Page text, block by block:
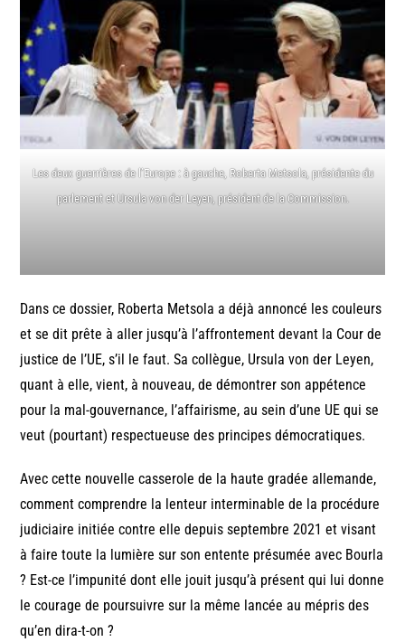
Les deux guerrières de l’Europe : à gauche, Roberta Metsola, présidente du
parlement et Ursula von der Leyen, président de la Commission.
Dans ce dossier, Roberta Metsola a déjà annoncé les couleurs
et se dit prête à aller jusqu’à l’affrontement devant la Cour de
justice de l’UE, s’il le faut. Sa collègue, Ursula von der Leyen,
quant à elle, vient, à nouveau, de démontrer son appétence
pour la mal-gouvernance, l’affairisme, au sein d’une UE qui se
veut (pourtant) respectueuse des principes démocratiques.
Avec cette nouvelle casserole de la haute gradée allemande,
comment comprendre la lenteur interminable de la procédure
judiciaire initiée contre elle depuis septembre 2021 et visant
à faire toute la lumière sur son entente présumée avec Bourla
? Est-ce l’impunité dont elle jouit jusqu’à présent qui lui donne
le courage de poursuivre sur la même lancée au mépris des
qu’en dira-t-on ?